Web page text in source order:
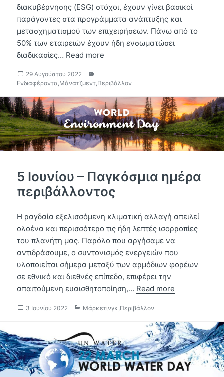
διακυβέρνησης (ESG) στόχοι, έχουν γίνει βασικοί
παράγοντες στα προγράμματα ανάπτυξης και
μετασχηματισμού των επιχειρήσεων. Πάνω από το
50% των εταιρειών έχουν ήδη ενσωματώσει
διαδικασίες… Read more
Δημοσιεύτηκε
την
29 Αυγούστου 2022
Ενδιαφέροντα,Μάνατζμεντ,Περιβάλλον
5 Ιουνίου – Παγκόσμια ημέρα
περιβάλλοντος
Η ραγδαία εξελισσόμενη κλιματική αλλαγή απειλεί
ολοένα και περισσότερο τις ήδη λεπτές ισορροπίες
του πλανήτη μας. Παρόλο που αργήσαμε να
αντιδράσουμε, ο συντονισμός ενεργειών που
υλοποιείται σήμερα μεταξύ των αρμόδιων φορέων
σε εθνικό και διεθνές επίπεδο, επιφέρει την
απαιτούμενη ευαισθητοποίηση,… Read more
Δημοσιεύτηκε
3 Ιουνίου 2022 Κατηγορίες
Μάρκετινγκ Περιβάλλον